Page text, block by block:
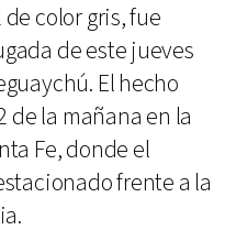
color gris, fue
de este jueves
El hecho
de la mañana en la
Fe, donde el
frente a la